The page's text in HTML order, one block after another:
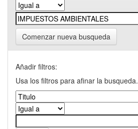
Comenzar nueva busqueda
Añadir filtros:
Usa los filtros para afinar la busqueda.